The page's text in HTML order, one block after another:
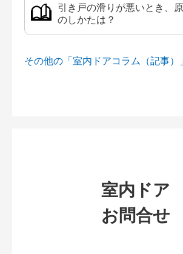
引き戸の滑りが悪いとき、
のしかたは？
その他の「室内ドアコラム（記事）
室内ドア
お問合せ